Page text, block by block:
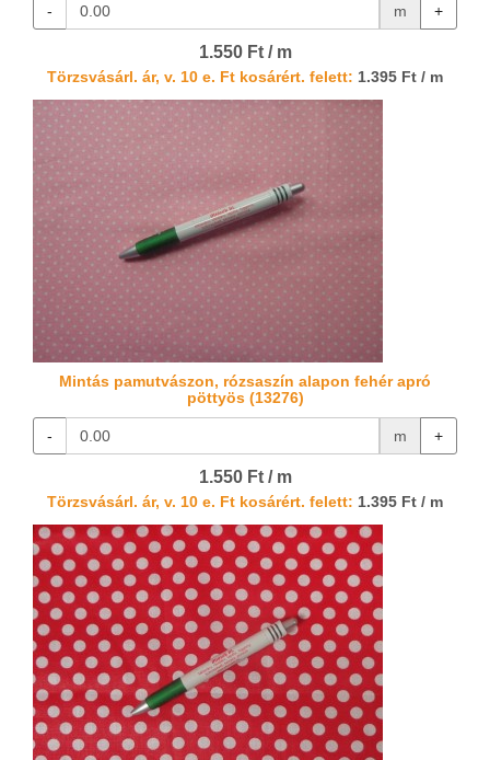
- m +
1.550 Ft / m
Törzsvásárl. ár, v. 10 e. Ft kosárért. felett: 1.395 Ft / m
Mintás pamutvászon, rózsaszín alapon fehér apró
pöttyös (13276)
- m +
1.550 Ft / m
Törzsvásárl. ár, v. 10 e. Ft kosárért. felett: 1.395 Ft / m